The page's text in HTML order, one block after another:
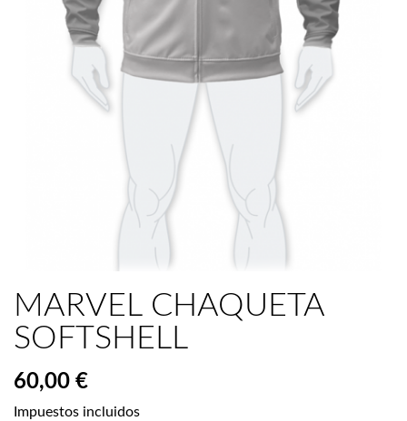
MARVEL CHAQUETA
SOFTSHELL
60,00 €
Impuestos incluidos